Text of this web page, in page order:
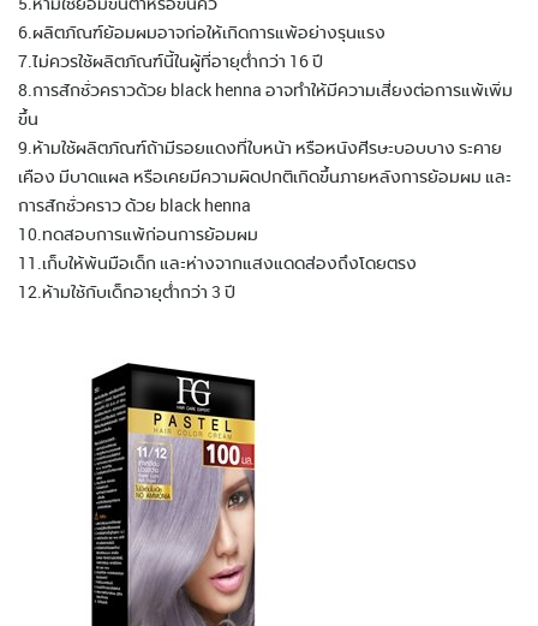
6.ผลิตภัณฑ์ย้อมผมอาจก่อให้เกิดการแพ้อย่างรุนแรง
7.ไม่ควรใช้ผลิตภัณฑ์นี้ในผู้ที่อายุต่ำกว่า 16 ปี
8.การสักชั่วคราวด้วย black henna อาจทำให้มีความเสี่ยงต่อการแพ้เพิ่ม
ขึ้น
9.ห้ามใช้ผลิตภัณฑ์ถ้ามีรอยแดงที่ใบหน้า หรือหนังศีรษะบอบบาง ระคาย
เคือง มีบาดแผล หรือเคยมีความผิดปกติเกิดขึ้นภายหลังการย้อมผม และ
การสักชั่วคราว ด้วย black henna
10.ทดสอบการแพ้ก่อนการย้อมผม
11.เก็บให้พ้นมือเด็ก และห่างจากแสงแดดส่องถึงโดยตรง
12.ห้ามใช้กับเด็กอายุต่ำกว่า 3 ปี